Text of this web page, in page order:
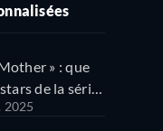
» : que
de la série
2025